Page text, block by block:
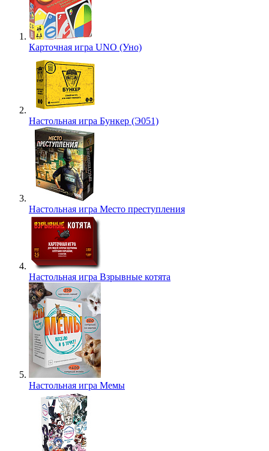
Карточная игра UNO (Уно)
Настольная игра Бункер (Э051)
Настольная игра Место преступления
Настольная игра Взрывные котята
Настольная игра Мемы